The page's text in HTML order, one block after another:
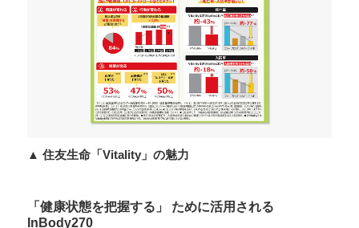
▲ 住友生命「Vitality」の魅力
「健康状態を把握する」 ために活用される
InBody270